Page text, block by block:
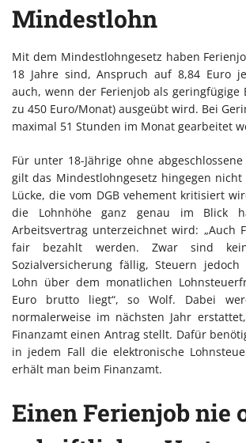
Mindestlohn
Mit dem Mindestlohngesetz haben
18 Jahre sind, Anspruch auf 8,84 Euro
auch, wenn der Ferienjob als geringfügige
zu 450 Euro/Monat) ausgeübt wird. Bei
maximal 51 Stunden im Monat gearbeitet
Für unter 18-Jährige ohne
gilt das Mindestlohngesetz hingegen nicht
Lücke, die vom DGB vehement kritisiert
die Lohnhöhe ganz genau im Blick
Arbeitsvertrag unterzeichnet wird: „Auch
fair bezahlt werden. Zwar sind
Sozialversicherung fällig, Steuern
Lohn über dem monatlichen
Euro brutto liegt“, so Wolf. Dabei
normalerweise im nächsten Jahr
Finanzamt einen Antrag stellt. Dafür
in jedem Fall die elektronische
erhält man beim Finanzamt.
Einen Ferienjob nie